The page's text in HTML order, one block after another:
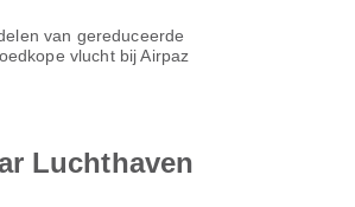
van gereduceerde
vlucht bij Airpaz
Luchthaven